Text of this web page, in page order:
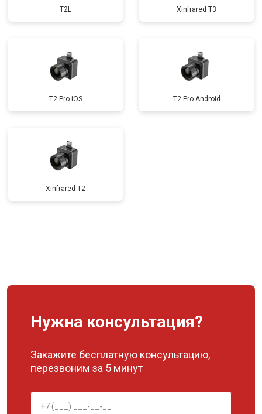
T2L Xinfrared T3
T2 Pro iOS T2 Pro Android
Xinfrared T2
Нужна консультация?
Закажите бесплатную консультацию,
перезвоним за 5 минут